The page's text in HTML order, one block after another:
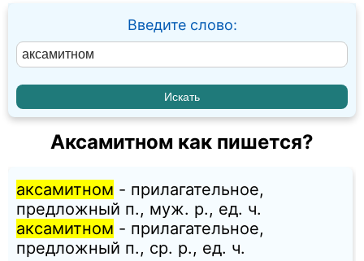
Введите слово:
Аксамитном как пишется?
аксамитном - прилагательное,
предложный п., муж. p., ед. ч.
аксамитном - прилагательное,
предложный п., ср. p., ед. ч.